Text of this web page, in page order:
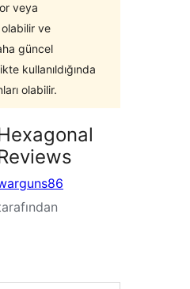
veya
ve
güncel
kullanıldığında
olabilir.